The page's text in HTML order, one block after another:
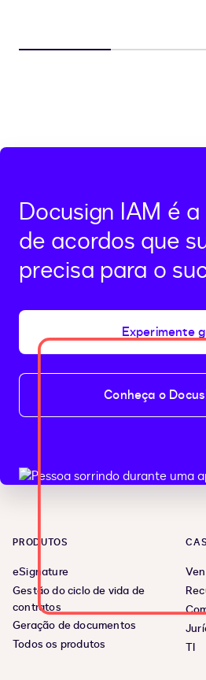
Docusign IAM é
de acordos que
precisa para o
Experimente
Conheça o
PRODUTOS
eSignature
Gestão do ciclo de vida de
contratos
Geração de documentos
Todos os produtos
TI